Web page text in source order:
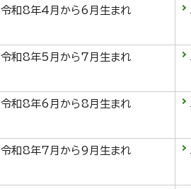
令和8年4月から6月生まれ
令和8年5月から7月生まれ
令和8年6月から8月生まれ
令和8年7月から9月生まれ